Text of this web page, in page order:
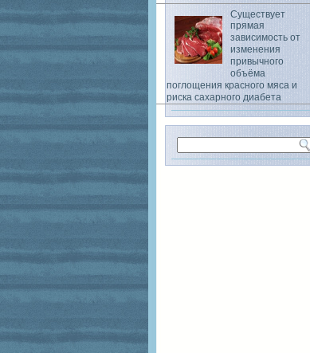
Существует
прямая
зависимость от
изменения
привычного
объёма
поглощения красного мяса и
риска сахарного диабета